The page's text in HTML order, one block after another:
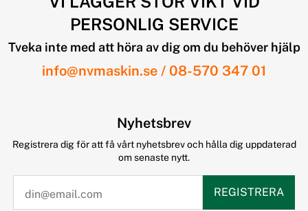
PERSONLIG SERVICE
Tveka inte med att höra av dig om du behöver hjälp
info@nvmaskin.se / 08-570 347 01
Nyhetsbrev
Registrera dig för att få vårt nyhetsbrev och hålla dig uppdaterad
om senaste nytt.
REGISTRERA